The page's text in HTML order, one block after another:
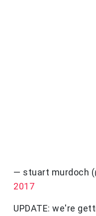
— stuart murdoch
2017
UPDATE: we're